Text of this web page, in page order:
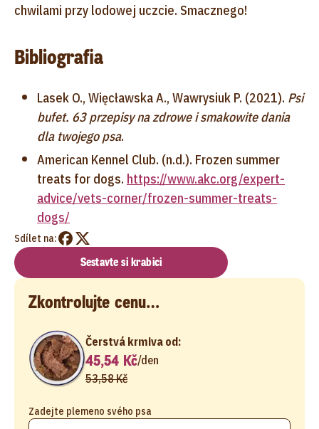
chwilami przy lodowej uczcie. Smacznego!
Bibliografia
Lasek O., Więcławska A., Wawrysiuk P. (2021). Psi
bufet. 63 przepisy na zdrowe i smakowite dania
dla twojego psa.
American Kennel Club. (n.d.). Frozen summer
treats for dogs. https://www.akc.org/expert-
advice/vets-corner/frozen-summer-treats-
dogs/
Sdílet na:
Sestavte si krabici
Zkontrolujte cenu…
Zadejte plemeno svého psa
Čerstvá krmiva od:
45,54 Kč/den
53,58 Kč